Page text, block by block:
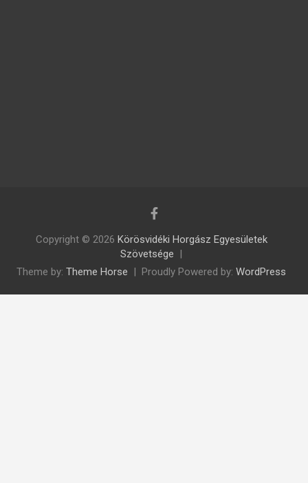
Copyright © 2026 Körösvidéki Horgász Egyesületek
Szövetsége
Theme by: Theme Horse Proudly Powered by: WordPress